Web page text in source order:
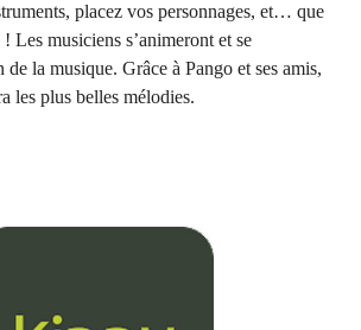
placez vos personnages, et… que
Les musiciens s’animeront et se
de la musique. Grâce à Pango et ses amis,
les plus belles mélodies.